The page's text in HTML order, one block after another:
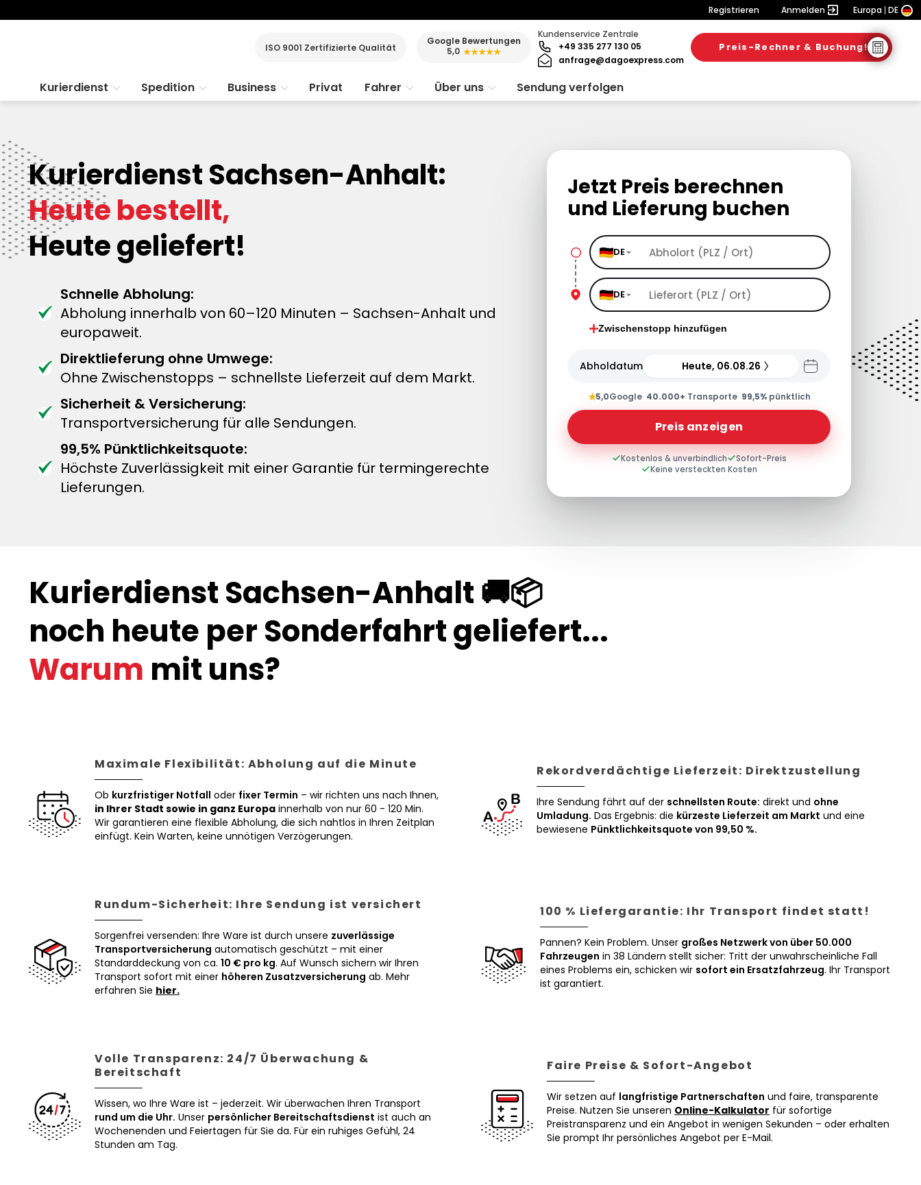
Registrieren Anmelden Europa DE
ISO 9001 Zertifizierte Qualität
Google Bewertungen
5,0 ★★★★★
Kundenservice Zentrale
+49 335 277 130 05
anfrage@dagoexpress.com
Preis-Rechner & Buchung!
Kurierdienst Spedition Business Privat Fahrer Über uns Sendung verfolgen
Kurierdienst Sachsen-Anhalt:
Heute bestellt,
Heute geliefert!
Schnelle Abholung:
Abholung innerhalb von 60–120 Minuten – Sachsen-Anhalt und
europaweit.
Direktlieferung ohne Umwege:
Ohne Zwischenstopps – schnellste Lieferzeit auf dem Markt.
Sicherheit & Versicherung:
Transportversicherung für alle Sendungen.
99,5% Pünktlichkeitsquote:
Höchste Zuverlässigkeit mit einer Garantie für termingerechte
Lieferungen.
Jetzt Preis berechnen
und Lieferung buchen
DE
DE
Zwischenstopp hinzufügen
Abholdatum Heute, 06.08.26
★5,0Google· 40.000+ Transporte· 99,5%pünktlich
Preis anzeigen
Kostenlos & unverbindlich
Sofort-Preis
Keine versteckten Kosten
Kurierdienst Sachsen-Anhalt 🚚📦
noch heute per Sonderfahrt geliefert...
Warum mit uns?
Maximale Flexibilität: Abholung auf die Minute
Ob kurzfristiger Notfall oder fixer Termin – wir richten uns nach Ihnen,
in Ihrer Stadt sowie in ganz Europa innerhalb von nur 60 - 120 Min.
Wir garantieren eine flexible Abholung, die sich nahtlos in Ihren Zeitplan
einfügt. Kein Warten, keine unnötigen Verzögerungen.
Rekordverdächtige Lieferzeit: Direktzustellung
Ihre Sendung fährt auf der schnellsten Route: direkt und ohne
Umladung. Das Ergebnis: die kürzeste Lieferzeit am Markt und eine
bewiesene Pünktlichkeitsquote von 99,50 %.
Rundum-Sicherheit: Ihre Sendung ist versichert
Sorgenfrei versenden: Ihre Ware ist durch unsere zuverlässige
Transportversicherung automatisch geschützt – mit einer
Standarddeckung von ca. 10 € pro kg. Auf Wunsch sichern wir Ihren
Transport sofort mit einer höheren Zusatzversicherung ab. Mehr
erfahren Sie hier.
100 % Liefergarantie: Ihr Transport findet statt!
Pannen? Kein Problem. Unser großes Netzwerk von über 50.000
Fahrzeugen in 38 Ländern stellt sicher: Tritt der unwahrscheinliche Fall
eines Problems ein, schicken wir sofort ein Ersatzfahrzeug. Ihr Transport
ist garantiert.
Volle Transparenz: 24/7 Überwachung &
Bereitschaft
Wissen, wo Ihre Ware ist – jederzeit. Wir überwachen Ihren Transport
rund um die Uhr. Unser persönlicher Bereitschaftsdienst ist auch an
Wochenenden und Feiertagen für Sie da. Für ein ruhiges Gefühl, 24
Stunden am Tag.
Faire Preise & Sofort-Angebot
Wir setzen auf langfristige Partnerschaften und faire, transparente
Preise. Nutzen Sie unseren Online-Kalkulator für sofortige
Preistransparenz und ein Angebot in wenigen Sekunden – oder erhalten
Sie prompt Ihr persönliches Angebot per E-Mail.